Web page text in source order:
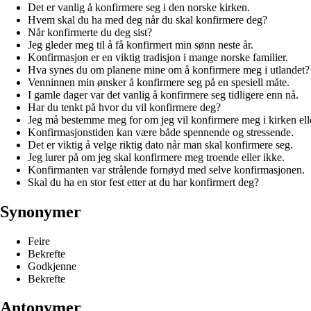
Det er vanlig å konfirmere seg i den norske kirken.
Hvem skal du ha med deg når du skal konfirmere deg?
Når konfirmerte du deg sist?
Jeg gleder meg til å få konfirmert min sønn neste år.
Konfirmasjon er en viktig tradisjon i mange norske familier.
Hva synes du om planene mine om å konfirmere meg i utlandet?
Venninnen min ønsker å konfirmere seg på en spesiell måte.
I gamle dager var det vanlig å konfirmere seg tidligere enn nå.
Har du tenkt på hvor du vil konfirmere deg?
Jeg må bestemme meg for om jeg vil konfirmere meg i kirken
Konfirmasjonstiden kan være både spennende og stressende.
Det er viktig å velge riktig dato når man skal konfirmere seg.
Jeg lurer på om jeg skal konfirmere meg troende eller ikke.
Konfirmanten var strålende fornøyd med selve konfirmasjonen.
Skal du ha en stor fest etter at du har konfirmert deg?
Synonymer
Feire
Bekrefte
Godkjenne
Bekrefte